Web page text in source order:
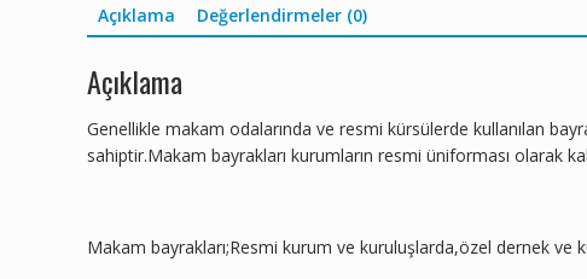
Açıklama Değerlendirmeler (0)
Açıklama
Genellikle makam odalarında ve resmi kürsülerde kullanılan
sahiptir.Makam bayrakları kurumların resmi üniforması olarak
Makam bayrakları;Resmi kurum ve kuruluşlarda,özel dernek ve